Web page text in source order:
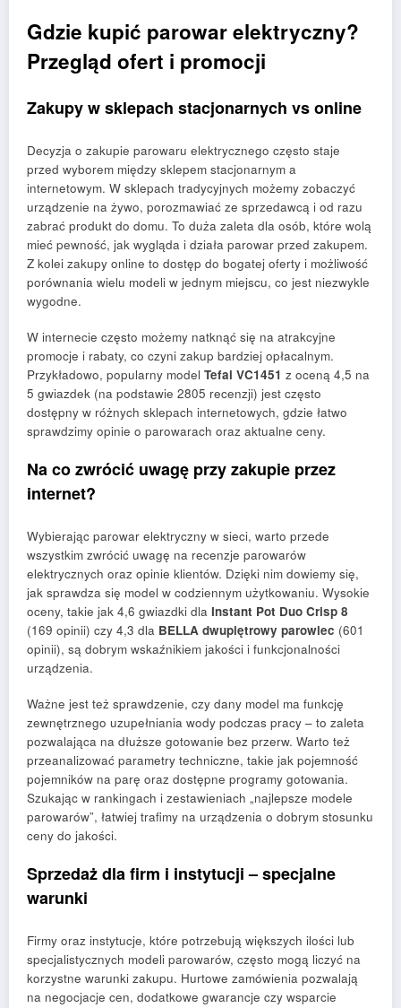
Gdzie kupić parowar elektryczny?
Przegląd ofert i promocji
Zakupy w sklepach stacjonarnych vs online
Decyzja o zakupie parowaru elektrycznego często staje
przed wyborem między sklepem stacjonarnym a
internetowym. W sklepach tradycyjnych możemy zobaczyć
urządzenie na żywo, porozmawiać ze sprzedawcą i od razu
zabrać produkt do domu. To duża zaleta dla osób, które wolą
mieć pewność, jak wygląda i działa parowar przed zakupem.
Z kolei zakupy online to dostęp do bogatej oferty i możliwość
porównania wielu modeli w jednym miejscu, co jest niezwykle
wygodne.
W internecie często możemy natknąć się na atrakcyjne
promocje i rabaty, co czyni zakup bardziej opłacalnym.
Przykładowo, popularny model Tefal VC1451 z oceną 4,5 na
5 gwiazdek (na podstawie 2805 recenzji) jest często
dostępny w różnych sklepach internetowych, gdzie łatwo
sprawdzimy opinie o parowarach oraz aktualne ceny.
Na co zwrócić uwagę przy zakupie przez
internet?
Wybierając parowar elektryczny w sieci, warto przede
wszystkim zwrócić uwagę na recenzje parowarów
elektrycznych oraz opinie klientów. Dzięki nim dowiemy się,
jak sprawdza się model w codziennym użytkowaniu. Wysokie
oceny, takie jak 4,6 gwiazdki dla Instant Pot Duo Crisp 8
(169 opinii) czy 4,3 dla BELLA dwupiętrowy parowiec (601
opinii), są dobrym wskaźnikiem jakości i funkcjonalności
urządzenia.
Ważne jest też sprawdzenie, czy dany model ma funkcję
zewnętrznego uzupełniania wody podczas pracy – to zaleta
pozwalająca na dłuższe gotowanie bez przerw. Warto też
przeanalizować parametry techniczne, takie jak pojemność
pojemników na parę oraz dostępne programy gotowania.
Szukając w rankingach i zestawieniach „najlepsze modele
parowarów”, łatwiej trafimy na urządzenia o dobrym stosunku
ceny do jakości.
Sprzedaż dla firm i instytucji – specjalne
warunki
Firmy oraz instytucje, które potrzebują większych ilości lub
specjalistycznych modeli parowarów, często mogą liczyć na
korzystne warunki zakupu. Hurtowe zamówienia pozwalają
na negocjacje cen, dodatkowe gwarancje czy wsparcie